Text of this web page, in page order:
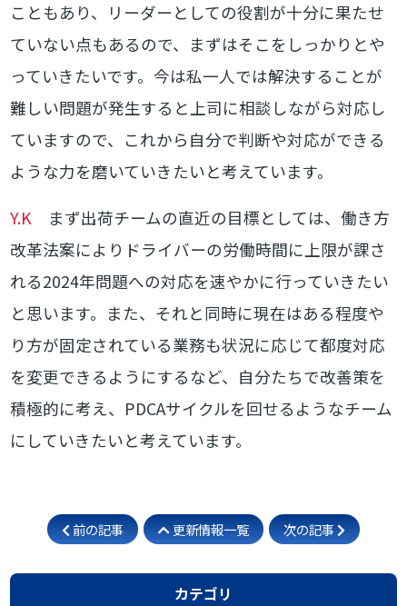
こともあり、リーダーとしての役割が十分に果たせ
ていない点もあるので、まずはそこをしっかりとや
っていきたいです。今は私一人では解決することが
難しい問題が発生すると上司に相談しながら対応し
ていますので、これから自分で判断や対応ができる
ような力を磨いていきたいと考えています。
Y.K まず出荷チームの直近の目標としては、働き方
改革法案によりドライバーの労働時間に上限が課さ
れる2024年問題への対応を速やかに行っていきたい
と思います。また、それと同時に現在はある程度や
り方が固定されている業務も状況に応じて都度対応
を変更できるようにするなど、自分たちで改善策を
積極的に考え、PDCAサイクルを回せるようなチーム
にしていきたいと考えています。
前の記事 更新情報一覧 次の記事
カテゴリ